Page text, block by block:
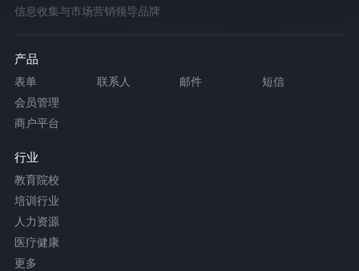
信息收集与市场营销领导品牌
产品
表单 联系人 邮件
短信
会员管理
商户平台
行业
教育院校
培训行业
人力资源
医疗健康
更多